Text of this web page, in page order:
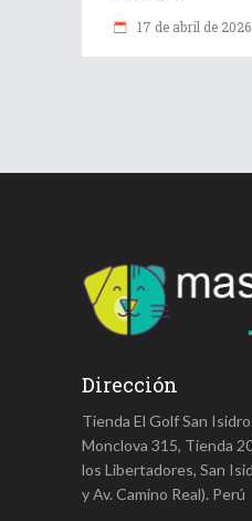
17 de abril de 2026
Dirección
Tienda El Golf San
Monclova 315, Tienda
los Libertadores, San
y Av. Camino Real). Perú